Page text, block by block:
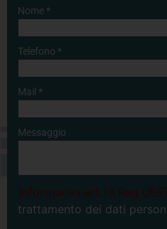
Nome*
Telefono *
Mail *
Messaggio
Informativa art.13
trattamento dei dati